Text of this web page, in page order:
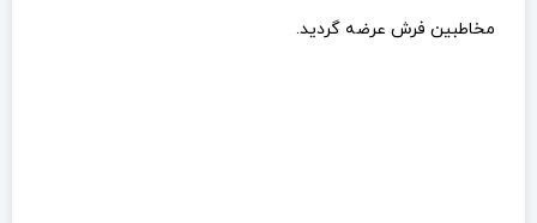
مخاطبین فرش عرضه گردید.